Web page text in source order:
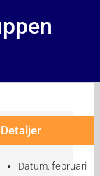
Detaljer
Datum: februari